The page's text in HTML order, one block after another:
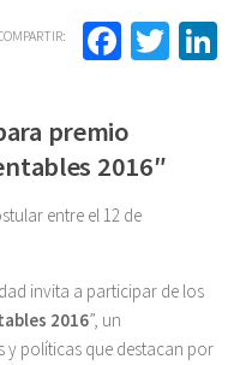
premio
2016″
entre el 12 de
invita a participar de los
2016”, un
políticas que destacan por